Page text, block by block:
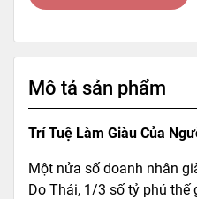
Mô tả sản phẩm
Trí Tuệ Làm Giàu Của
Một nửa số doanh nhân
Do Thái, 1/3 số tỷ phú thế